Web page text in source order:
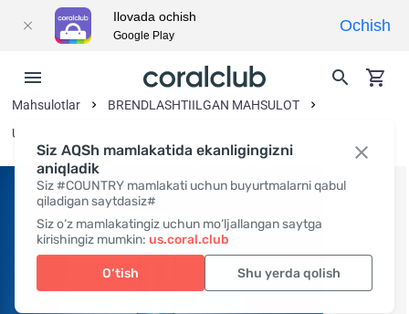
Siz AQSh mamlakatida ekanligingizni
aniqladik
Siz #COUNTRY mamlakati uchun buyurtmalarni qabul
qiladigan saytdasiz#
Siz o‘z mamlakatingiz uchun mo‘ljallangan saytga
kirishingiz mumkin: us.coral.club
O‘tish Shu yerda qolish
Mahsulotlar
BRENDLASHTIILGAN MAHSULOT
Uy-ro‘zg‘or buyumlari
Ilovada ochish
Google Play
Ochish